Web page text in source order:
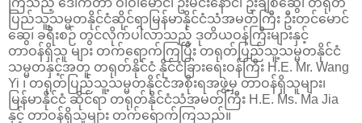
ပြည်သူ့သမ္မတနိုင်ငံဆိုင်ရာမြန်မာနိုင်ငံသံအမတ်ကြီး ဦးတင်မောင်
ဆွေ၊ ခရီးစဉ် တွင်လိုက်ပါလာသည့် ဒုတိယဝန်ကြီးများနှင့်
တာဝန်ရှိသူ များ တက်ရောက်ကြပြီး တရုတ်ပြည်သူ့သမ္မတနိုင်ငံ
သမ္မတနှင့်အတူ တရုတ်နိုင်ငံ နိုင်ငံခြားရေးဝန်ကြီး H.E. Mr. Wang
Yi ၊ တရုတ်ပြည်သူ့သမ္မတနိုင်ငံအစိုးရအဖွဲ့မှ တာဝန်ရှိသူများ၊
မြန်မာနိုင်ငံ ဆိုင်ရာ တရုတ်နိုင်ငံသံအမတ်ကြီး H.E. Ms. Ma Jia
နှင့် တာဝန်ရှိသူများ တက်ရောက်ကြသည်။